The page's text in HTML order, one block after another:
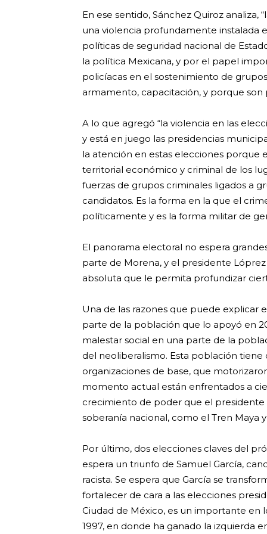
En ese sentido, Sánchez Quiroz
una violencia profundamente instalada
políticas de seguridad nacional de
la política Mexicana, y por el papel
policíacas en el sostenimiento de
armamento, capacitación, y porque
A lo que agregó “la violencia en las
y está en juego las presidencias
la atención en estas elecciones
territorial económico y criminal de los
fuerzas de grupos criminales ligados a
candidatos. Es la forma en la que el
políticamente y es la forma militar de
El panorama electoral no espera
parte de Morena, y el presidente
absoluta que le permita profundizar
Una de las razones que puede explicar
parte de la población que lo apoyó en
malestar social en una parte de la
del neoliberalismo. Esta población
organizaciones de base, que
momento actual están enfrentados a
crecimiento de poder que el presidente
soberanía nacional, como el Tren Maya
Por último, dos elecciones claves del
espera un triunfo de Samuel García,
racista. Se espera que García se
fortalecer de cara a las elecciones
Ciudad de México, es un importante en
1997, en donde ha ganado la izquierda